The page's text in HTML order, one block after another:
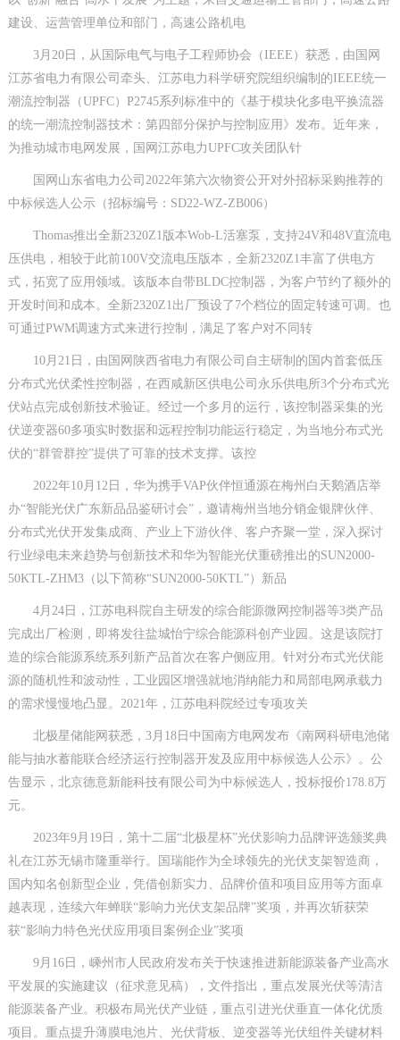
建设、运营管理单位和部门，高速公路机电
3月20日，从国际电气与电子工程师协会（IEEE）获悉，由国网
江苏省电力有限公司牵头、江苏电力科学研究院组织编制的IEEE统一
潮流控制器（UPFC）P2745系列标准中的《基于模块化多电平换流器
的统一潮流控制器技术：第四部分保护与控制应用》发布。近年来，
为推动城市电网发展，国网江苏电力UPFC攻关团队针
国网山东省电力公司2022年第六次物资公开对外招标采购推荐的
中标候选人公示（招标编号：SD22-WZ-ZB006）
Thomas推出全新2320Z1版本Wob-L活塞泵，支持24V和48V直流电
压供电，相较于此前100V交流电压版本，全新2320Z1丰富了供电方
式，拓宽了应用领域。该版本自带BLDC控制器，为客户节约了额外的
开发时间和成本。全新2320Z1出厂预设了7个档位的固定转速可调。也
可通过PWM调速方式来进行控制，满足了客户对不同转
10月21日，由国网陕西省电力有限公司自主研制的国内首套低压
分布式光伏柔性控制器，在西咸新区供电公司永乐供电所3个分布式光
伏站点完成创新技术验证。经过一个多月的运行，该控制器采集的光
伏逆变器60多项实时数据和远程控制功能运行稳定，为当地分布式光
伏的“群管群控”提供了可靠的技术支撑。该控
2022年10月12日，华为携手VAP伙伴恒通源在梅州白天鹅酒店举
办“智能光伏广东新品品鉴研讨会”，邀请梅州当地分销金银牌伙伴、
分布式光伏开发集成商、产业上下游伙伴、客户齐聚一堂，深入探讨
行业绿电未来趋势与创新技术和华为智能光伏重磅推出的SUN2000-
50KTL-ZHM3（以下简称“SUN2000-50KTL”）新品
4月24日，江苏电科院自主研发的综合能源微网控制器等3类产品
完成出厂检测，即将发往盐城怡宁综合能源科创产业园。这是该院打
造的综合能源系统系列新产品首次在客户侧应用。针对分布式光伏能
源的随机性和波动性，工业园区增强就地消纳能力和局部电网承载力
的需求慢慢地凸显。2021年，江苏电科院经过专项攻关
北极星储能网获悉，3月18日中国南方电网发布《南网科研电池储
能与抽水蓄能联合经济运行控制器开发及应用中标候选人公示》。公
告显示，北京德意新能科技有限公司为中标候选人，投标报价178.8万
元。
2023年9月19日，第十二届“北极星杯”光伏影响力品牌评选颁奖典
礼在江苏无锡市隆重举行。国瑞能作为全球领先的光伏支架智造商，
国内知名创新型企业，凭借创新实力、品牌价值和项目应用等方面卓
越表现，连续六年蝉联“影响力光伏支架品牌”奖项，并再次斩获荣
获“影响力特色光伏应用项目案例企业”奖项
9月16日，嵊州市人民政府发布关于快速推进新能源装备产业高水
平发展的实施建议（征求意见稿），文件指出，重点发展光伏等清洁
能源装备产业。积极布局光伏产业链，重点引进光伏垂直一体化优质
项目。重点提升薄膜电池片、光伏背板、逆变器等光伏组件关键材料